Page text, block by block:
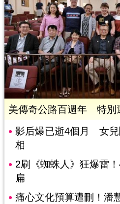
美傳奇公路百週年 特別
影后爆已逝4個月 女兒
相
2刷《蜘蛛人》狂爆雷
扁
痛心文化預算遭刪！潘